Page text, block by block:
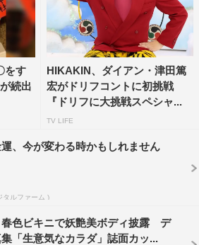
をす
続出
HIKAKIN、ダイアン・津田篤
宏がドリフコントに初挑戦
『ドリフに大挑戦スペシャ...
TV LIFE
、今が変わる時かもしれません
タルファーム )
春色ビキニで妖艶美ボディ披露 デ
「生意気なカラダ」誌面カッ...